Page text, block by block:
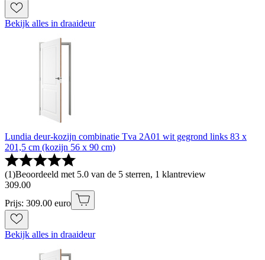
Bekijk alles in draaideur
Lundia deur-kozijn combinatie Tva 2A01 wit gegrond links 83 x
201,5 cm (kozijn 56 x 90 cm)
(1)Beoordeeld met 5.0 van de 5 sterren, 1 klantreview
309.00
Prijs: 309.00 euro
Bekijk alles in draaideur